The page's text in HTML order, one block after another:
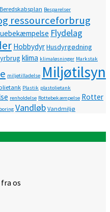
Beredskabsplan Besparelser
ressourceforbrug
Flydelag
HobbydyrHusdyrgødning
klima klimaløsninger Markstak
miljøtilladelse Miljøtilsyn
Plastik plastolietank
renholdelse Rottebekæmpelse Rotter
Vandløb Vandmiljø
os